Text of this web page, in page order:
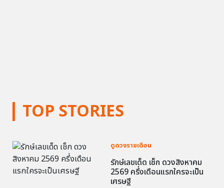
TOP STORIES
ดูดวงรายเดือน
รักษ์เลขเด็ด เช็ก ดวงสิงหาคม
2569 ครึ่งเดือนแรกใครจะเป็น
เศรษฐี